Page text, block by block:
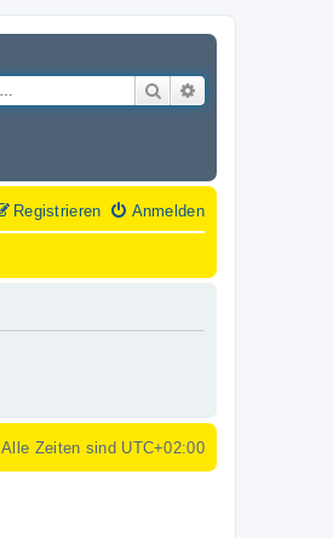
Suche
Anmelden
Registrieren
Alle Zeiten sind UTC+02:00